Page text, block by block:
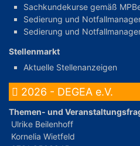
Sachkundekurse gemäß
Sedierung und
Sedierung und
Stellenmarkt
Aktuelle Stellenanzeigen
2026 - DEGEA e.V.
Themen- und
Ulrike Beilenhoff
Kornelia Wietfeld